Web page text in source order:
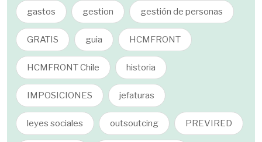
gastos gestion gestión de personas
GRATIS guia HCMFRONT
HCMFRONT Chile historia
IMPOSICIONES jefaturas
leyes sociales outsoutcing PREVIRED